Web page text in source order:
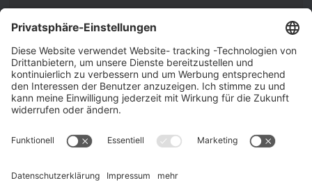
Impressum
Impressum
Cookie-Richtlinie (EU)